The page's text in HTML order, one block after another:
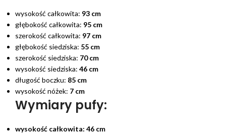
wysokość całkowita: 93 cm
głębokość całkowita: 95 cm
szerokość całkowita: 97 cm
głębokość siedziska: 55 cm
szerokość siedziska: 70 cm
wysokość siedziska: 46 cm
długość boczku: 85 cm
wysokość nóżek: 7 cm
Wymiary pufy:
wysokość całkowita: 46 cm